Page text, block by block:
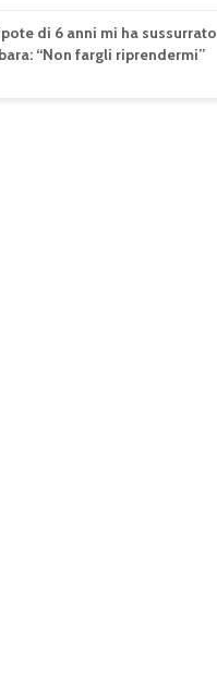
di 6 anni mi ha sussurrato
“Non fargli riprendermi”